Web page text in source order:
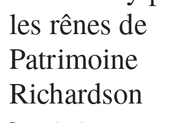
les rênes de
Patrimoine
Richardson